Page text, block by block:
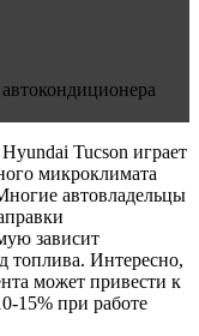
Tucson играет
микроклимата
автовладельцы
зависит
топлива. Интересно,
может привести к
15% при работе